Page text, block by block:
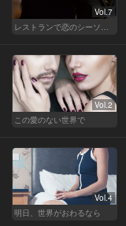
Vol.7
レストランで恋のシーソーゲーム（WOMAN）
Vol.2
この愛のない世界で
Vol.4
明日、世界がおわるなら